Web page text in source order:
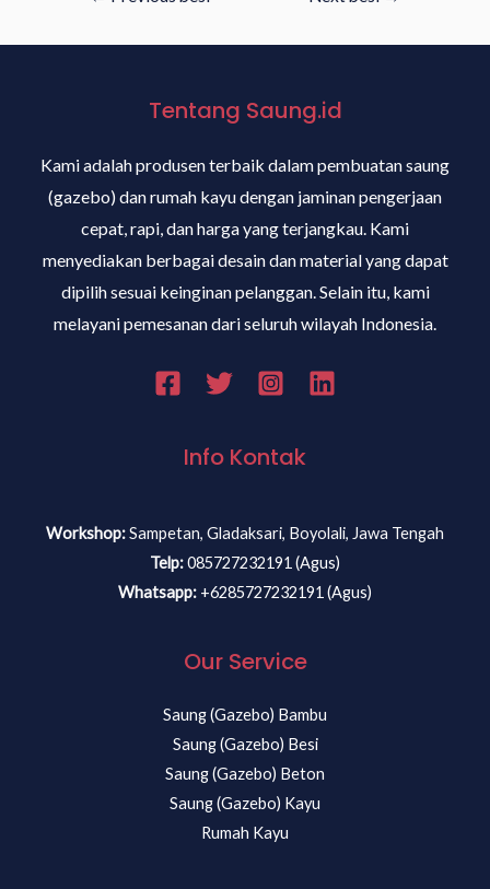
Tentang Saung.id
Kami adalah produsen terbaik dalam pembuatan saung
(gazebo) dan rumah kayu dengan jaminan pengerjaan
cepat, rapi, dan harga yang terjangkau. Kami
menyediakan berbagai desain dan material yang dapat
dipilih sesuai keinginan pelanggan. Selain itu, kami
melayani pemesanan dari seluruh wilayah Indonesia.
Info Kontak
Workshop:Sampetan, Gladaksari, Boyolali, Jawa Tengah
Telp:085727232191 (Agus)
Whatsapp: +6285727232191 (Agus)
Our Service
Saung (Gazebo) Bambu
Saung (Gazebo) Besi
Saung (Gazebo) Beton
Saung (Gazebo) Kayu
Rumah Kayu